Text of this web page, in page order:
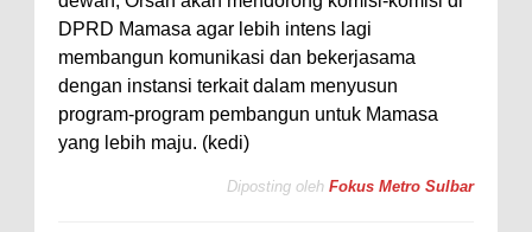
DPRD Mamasa agar lebih intens lagi
membangun komunikasi dan bekerjasama
dengan instansi terkait dalam menyusun
program-program pembangun untuk Mamasa
yang lebih maju. (kedi)
Diposting oleh Fokus Metro Sulbar